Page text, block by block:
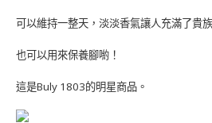
可以維持一整天，淡淡香氣讓人充滿了貴
也可以用來保養腳喲！
這是Buly 1803的明星商品。